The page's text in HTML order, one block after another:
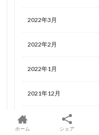
2022年3月
2022年2月
2022年1月
2021年12月
ホーム シェア